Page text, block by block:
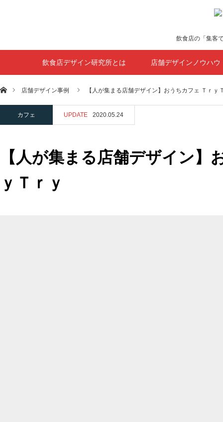
飲食店の「集客
飲食店デザイン研究所とは 店舗デザインノウハウ
ホーム店舗デザイン事例 【人が集まる店舗デザイン】おうちカフェ Ｔｒ
カフェ UPDATE 2020.05.24
【人が集まる店舗デザイン】
ｙＴｒｙ